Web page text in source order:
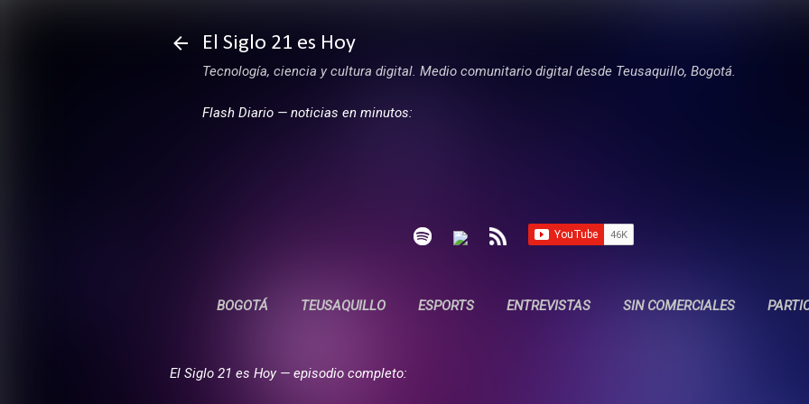
El Siglo 21 es Hoy
Tecnología, ciencia y cultura digital. Medio comunitario digital desde Teusaquillo, Bogotá.
Flash Diario — noticias en minutos:
BOGOTÁ TEUSAQUILLO ESPORTS ENTREVISTAS SIN COMERCIALES
El Siglo 21 es Hoy — episodio completo: